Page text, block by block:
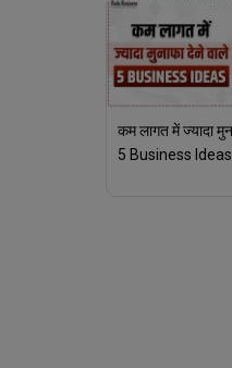
कम लागत में ज्यादा
5 Business Ideas